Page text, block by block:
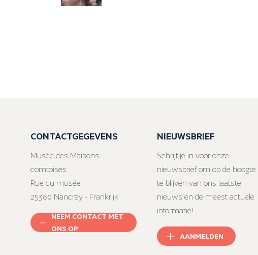
CONTACTGEGEVENS
Musée des Maisons
comtoises
Rue du musée
25360 Nancray - Frankrijk
NEEM CONTACT MET
ONS OP
NIEUWSBRIEF
Schrijf je in voor onze
nieuwsbrief om op de hoogte
te blijven van ons laatste
nieuws en de meest actuele
informatie!
AANMELDEN